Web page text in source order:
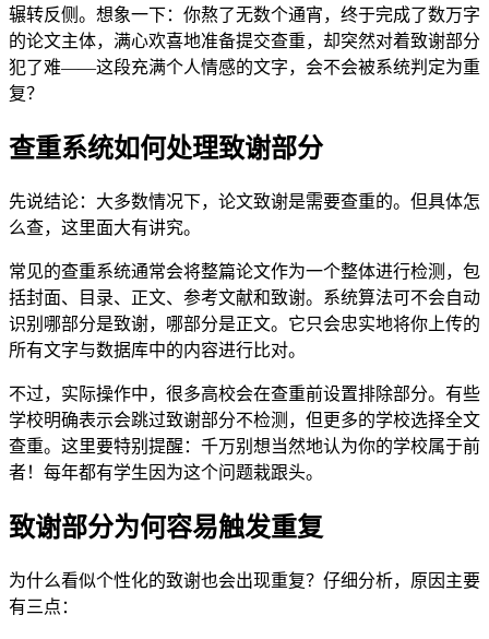
辗转反侧。想象一下：你熬了无数个通宵，终于完成了数万字
的论文主体，满心欢喜地准备提交查重，却突然对着致谢部分
犯了难——这段充满个人情感的文字，会不会被系统判定为重
复？
查重系统如何处理致谢部分
先说结论：大多数情况下，论文致谢是需要查重的。但具体怎
么查，这里面大有讲究。
常见的查重系统通常会将整篇论文作为一个整体进行检测，包
括封面、目录、正文、参考文献和致谢。系统算法可不会自动
识别哪部分是致谢，哪部分是正文。它只会忠实地将你上传的
所有文字与数据库中的内容进行比对。
不过，实际操作中，很多高校会在查重前设置排除部分。有些
学校明确表示会跳过致谢部分不检测，但更多的学校选择全文
查重。这里要特别提醒：千万别想当然地认为你的学校属于前
者！每年都有学生因为这个问题栽跟头。
致谢部分为何容易触发重复
为什么看似个性化的致谢也会出现重复？仔细分析，原因主要
有三点：